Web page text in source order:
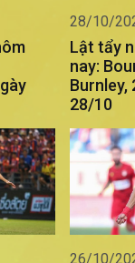
28/10/
Lật tẩy
nay:
Burnley,
28/10
26/10/